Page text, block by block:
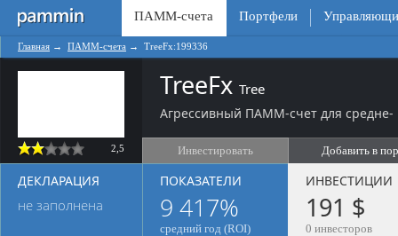
ПАММ-счета Портфели
Главная → ПАММ-счета → TreeFx:199336
2,5
TreeFx Tree
Агрессивный ПАММ-счет для средне-
Инвестировать Добавить в
ДЕКЛАРАЦИЯ
не заполнена
ПОКАЗАТЕЛИ
9 417%
средний год (ROI)
ИНВЕСТИЦИИ
191 $
0 инвесторов